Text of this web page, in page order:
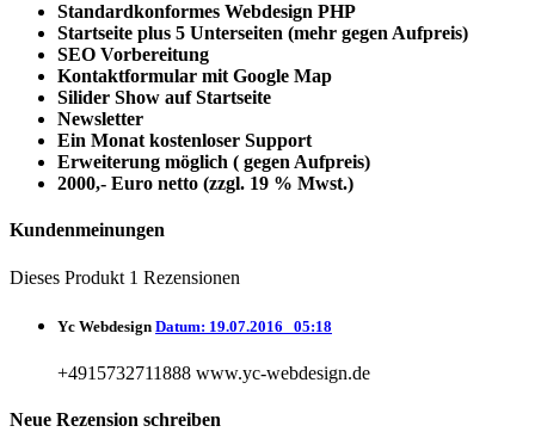
Standardkonformes Webdesign PHP
Startseite plus 5 Unterseiten (mehr gegen Aufpreis)
SEO Vorbereitung
Kontaktformular mit Google Map
Silider Show auf Startseite
Newsletter
Ein Monat kostenloser Support
Erweiterung möglich ( gegen Aufpreis)
2000,- Euro netto (zzgl. 19 % Mwst.)
Kundenmeinungen
Dieses Produkt 1 Rezensionen
Yc Webdesign Datum: 19.07.2016 05:18
+4915732711888 www.yc-webdesign.de
Neue Rezension schreiben